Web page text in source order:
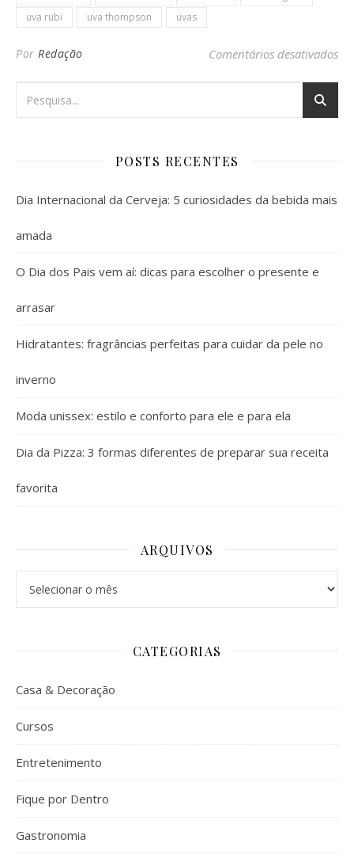
uva rubi
uva thompson uvas
Por Redação Comentários desativados
POSTS RECENTES
Dia Internacional da Cerveja: 5 curiosidades da bebida mais
amada
O Dia dos Pais vem aí: dicas para escolher o presente e
arrasar
Hidratantes: fragrâncias perfeitas para cuidar da pele no
inverno
Moda unissex: estilo e conforto para ele e para ela
Dia da Pizza: 3 formas diferentes de preparar sua receita
favorita
ARQUIVOS
CATEGORIAS
Casa & Decoração
Cursos
Entretenimento
Fique por Dentro
Gastronomia